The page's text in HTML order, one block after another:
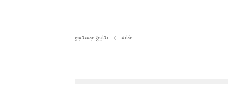
خانه نتایج جستجو